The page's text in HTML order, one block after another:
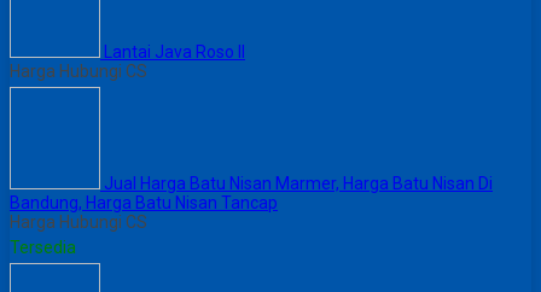
Lantai Java Roso II
Harga Hubungi CS
Jual Harga Batu Nisan Marmer, Harga Batu Nisan Di
Bandung, Harga Batu Nisan Tancap
Harga Hubungi CS
Tersedia